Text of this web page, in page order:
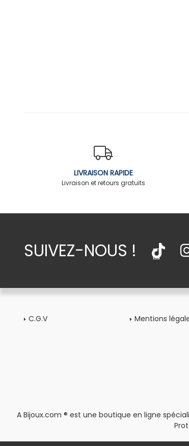
LIVRAISON RAPIDE
Livraison et retours gratuits
SUIVEZ-NOUS !
C.G.V Mentions
A Bijoux.com ® est une boutique en ligne